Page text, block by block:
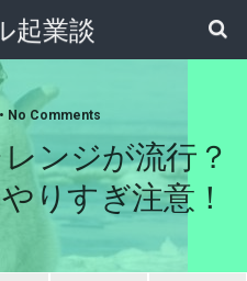
起業談
No Comments
ンジが流行？
りすぎ注意！